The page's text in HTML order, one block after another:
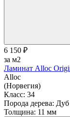
6 150 ₽
за м2
Ламинат Alloc
Alloc
(Норвегия)
Класс: 34
Порода дерева: Дуб
Толщина: 11 мм